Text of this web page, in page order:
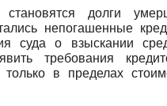
долги
непогашенные
суда о взыскании
требования
в пределах